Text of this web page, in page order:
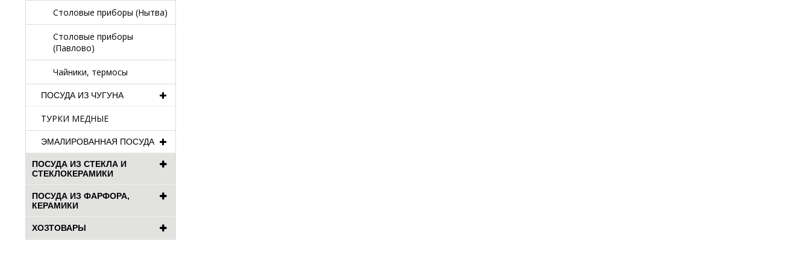
Столовые приборы (Нытва)
Столовые приборы
(Павлово)
Чайники, термосы
ПОСУДА ИЗ ЧУГУНА
ТУРКИ МЕДНЫЕ
ЭМАЛИРОВАННАЯ ПОСУДА
ПОСУДА ИЗ СТЕКЛА И
СТЕКЛОКЕРАМИКИ
ПОСУДА ИЗ ФАРФОРА,
КЕРАМИКИ
ХОЗТОВАРЫ